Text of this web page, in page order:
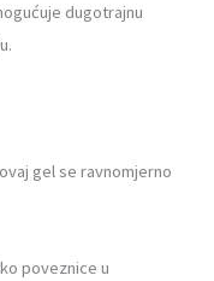
dugotrajnu
gel se ravnomjerno
poveznice u